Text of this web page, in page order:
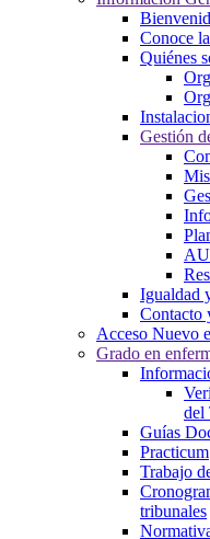
Conoce
Quiénes
Gestión
Igualdad
Contacto
Acceso Nuevo
Grado en
del
Guías
Practicum
Trabajo
tribunales